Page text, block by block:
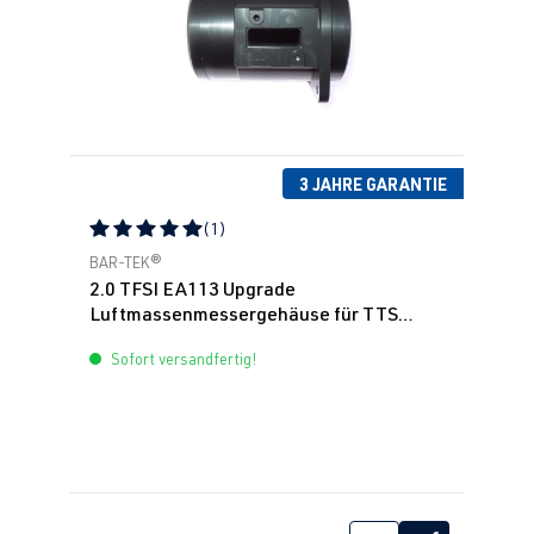
3 JAHRE GARANTIE
Durchschnittliche Bewertung von 5 von 5 Sternen
(1)
BAR-TEK®
2.0 TFSI EA113 Upgrade
Luftmassenmessergehäuse für TTS
Sofort versandfertig!